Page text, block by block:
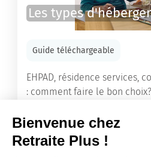
Les types
Guide téléchargeable
EHPAD, résidence services,
: comment faire le bon choix? Découvrez les
ainés.
Lire